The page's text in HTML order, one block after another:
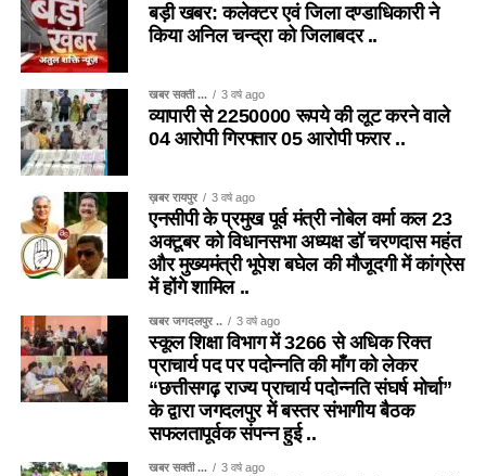
बड़ी खबर: कलेक्टर एवं जिला दण्डाधिकारी ने
किया अनिल चन्द्रा को जिलाबदर ..
खबर सक्ती ... 3 वर्ष ago
व्यापारी से 2250000 रूपये की लूट करने वाले
04 आरोपी गिरफ्तार 05 आरोपी फरार ..
ख़बर रायपुर 3 वर्ष ago
एनसीपी के प्रमुख पूर्व मंत्री नोबेल वर्मा कल 23
अक्टूबर को विधानसभा अध्यक्ष डॉ चरणदास महंत
और मुख्यमंत्री भूपेश बघेल की मौजूदगी में कांग्रेस
में होंगे शामिल ..
खबर जगदलपुर .. 3 वर्ष ago
स्कूल शिक्षा विभाग में 3266 से अधिक रिक्त
प्राचार्य पद पर पदोन्नति की माँग को लेकर
“छत्तीसगढ़ राज्य प्राचार्य पदोन्नति संघर्ष मोर्चा”
के द्वारा जगदलपुर में बस्तर संभागीय बैठक
सफलतापूर्वक संपन्न हुई ..
खबर सक्ती ... 3 वर्ष ago